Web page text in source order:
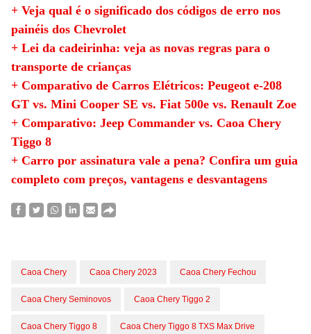
+ Veja qual é o significado dos códigos de erro nos
painéis dos Chevrolet
+ Lei da cadeirinha: veja as novas regras para o
transporte de crianças
+ Comparativo de Carros Elétricos: Peugeot e-208
GT vs. Mini Cooper SE vs. Fiat 500e vs. Renault Zoe
+ Comparativo: Jeep Commander vs. Caoa Chery
Tiggo 8
+ Carro por assinatura vale a pena? Confira um guia
completo com preços, vantagens e desvantagens
Caoa Chery Caoa Chery 2023 Caoa Chery Fechou
Caoa Chery Seminovos Caoa Chery Tiggo 2
Caoa Chery Tiggo 8 Caoa Chery Tiggo 8 TXS Max Drive